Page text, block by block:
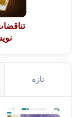
تازه